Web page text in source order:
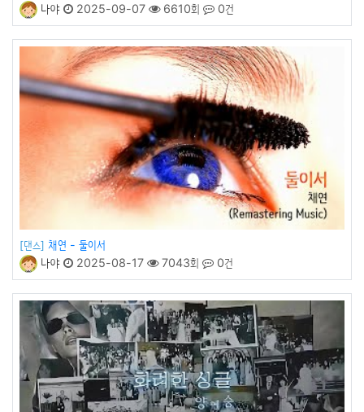
나야
2025-09-07 6610회 0건
[댄스] 채연 - 둘이서
나야
2025-08-17 7043회 0건